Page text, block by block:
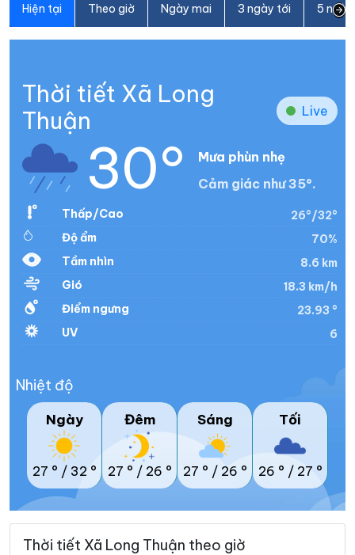
Hiện tại Theo giờ Ngày mai 3 ngày tới 5
Thời tiết Xã Long
Thuận
Live
30°
Mưa phùn nhẹ
Cảm giác như 35°.
Thấp/Cao
26°/32°
Độ ẩm
70%
Tầm nhìn
8.6 km
Gió
18.3 km/h
Điểm ngưng
23.93 °
UV
6
Nhiệt độ
Ngày
27 ° / 32 °
Đêm
27 ° / 26 °
Sáng
27 ° / 26 °
Tối
26 ° / 27 °
Thời tiết Xã Long Thuận theo giờ